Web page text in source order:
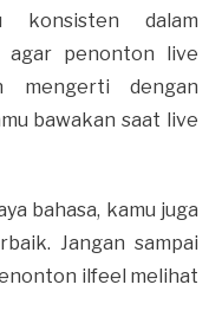
konsisten dalam
agar penonton live
mengerti dengan
bawakan saat live
bahasa, kamu juga
Jangan sampai
ilfeel melihat